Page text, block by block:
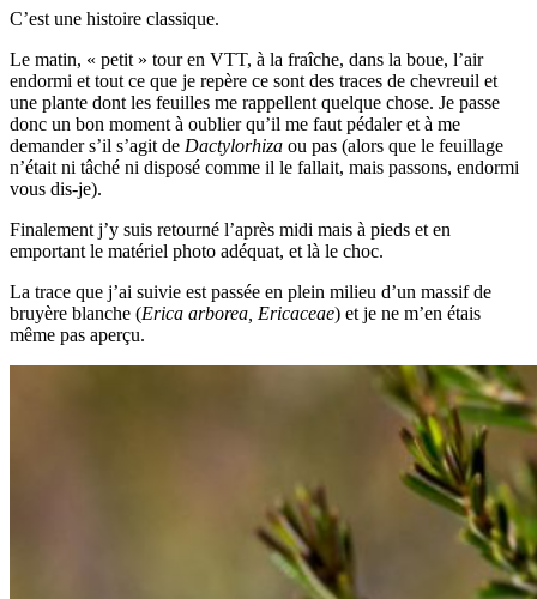
C’est une histoire classique.
Le matin, « petit » tour en VTT, à la fraîche, dans la boue, l’air
endormi et tout ce que je repère ce sont des traces de chevreuil et
une plante dont les feuilles me rappellent quelque chose. Je passe
donc un bon moment à oublier qu’il me faut pédaler et à me
demander s’il s’agit de Dactylorhiza ou pas (alors que le feuillage
n’était ni tâché ni disposé comme il le fallait, mais passons, endormi
vous dis-je).
Finalement j’y suis retourné l’après midi mais à pieds et en
emportant le matériel photo adéquat, et là le choc.
La trace que j’ai suivie est passée en plein milieu d’un massif de
bruyère blanche (Erica arborea, Ericaceae) et je ne m’en étais
même pas aperçu.